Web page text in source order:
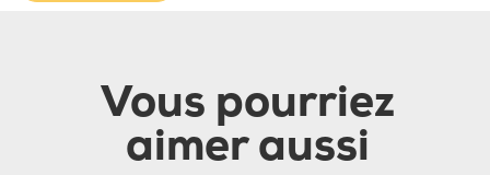
Vous pourriez
aimer aussi